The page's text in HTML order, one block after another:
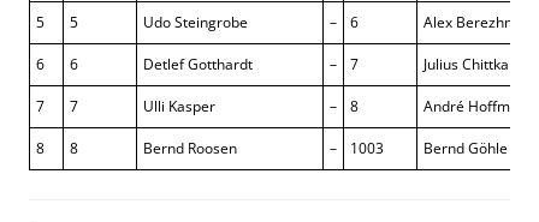
5 5 Udo Steingrobe – 6 Alex Berezhnoy
6 6 Detlef Gotthardt – 7 Julius Chittka
7 7 Ulli Kasper – 8 André Hoffmann
8 8 Bernd Roosen – 1003 Bernd Göhle